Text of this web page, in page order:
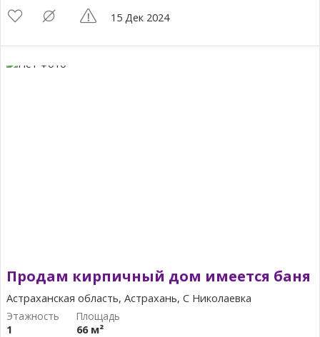
15 Дек 2024
Продам кирпичный дом имеется баня
Астраханская область, Астрахань, С Николаевка
1
66 м²